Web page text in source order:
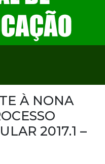
À NONA
2017.1 –